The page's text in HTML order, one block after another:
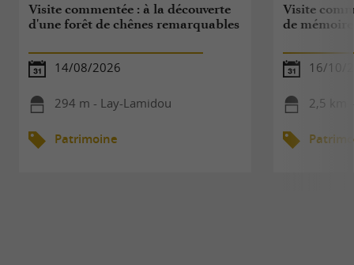
Visite commentée : à la découverte
d'une forêt de chênes remarquables
14/08/2026
294 m - Lay-Lamidou
Patrimoine
Visite
de mémoire
16/10/
2,5 km